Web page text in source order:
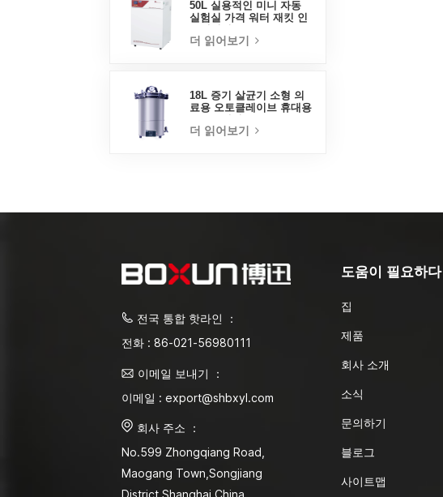
50L 실용적인 미니 자동
실험실 가격 워터 재킷 인
더 읽어보기
18L 증기 살균기 소형 의
료용 오토클레이브 휴대용
더 읽어보기
전국 통합 핫라인 ：
전화 : 86-021-56980111
이메일 보내기 ：
이메일 : export@shbxyl.com
회사 주소 ：
No.599 Zhongqiang Road,
Maogang Town,Songjiang
도움이 필요하다
집
제품
회사 소개
소식
문의하기
블로그
사이트맵